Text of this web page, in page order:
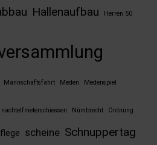
Hallenaufbau Herren 50
Mannschaftsfahrt Meden Medenspiel
nachtelfmeterschiessen Nümbrecht Ordnung
scheine Schnuppertag